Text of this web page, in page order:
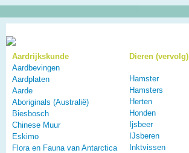
Aardrijkskunde
Aardbevingen
Aardplaten
Aarde
Aboriginals (Australië)
Biesbosch
Chinese Muur
Eskimo
Flora en Fauna van Antarctica
Dieren (vervolg)
Hamster
Hamsters
Herten
Honden
Ijsbeer
IJsberen
Inktvissen